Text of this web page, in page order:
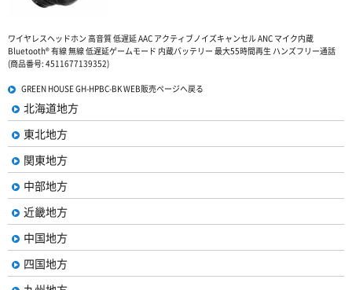
ワイヤレスヘッドホン 高音質 低遅延 AAC アクティブノイズキャンセル ANC マイク内蔵
Bluetooth® 有線 無線 低遅延ゲームモード 内蔵バッテリー 最大55時間再生 ハンズフリー通話
(商品番号: 4511677139352)
GREEN HOUSE GH-HPBC-BK WEB販売ページへ戻る
北海道地方
東北地方
関東地方
中部地方
近畿地方
中国地方
四国地方